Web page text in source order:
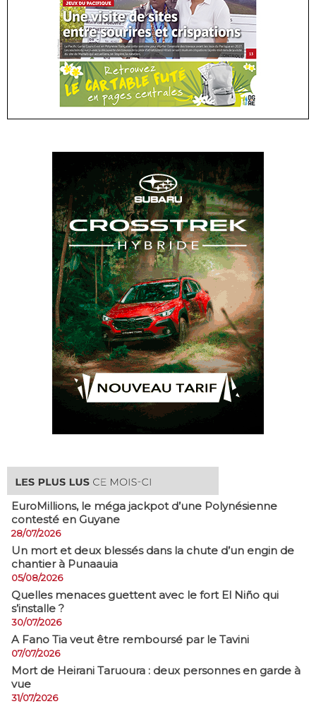
EuroMillions, ​le méga jackpot d’une Polynésienne
contesté en Guyane
28/07/2026
​Un mort et deux blessés dans la chute d’un engin de
chantier à Punaauia
05/08/2026
Quelles menaces guettent avec le fort El Niño qui
s’installe ?
30/07/2026
A Fano Tia veut être remboursé par le Tavini
07/07/2026
Mort de Heirani Taruoura : deux personnes en garde à
vue
31/07/2026